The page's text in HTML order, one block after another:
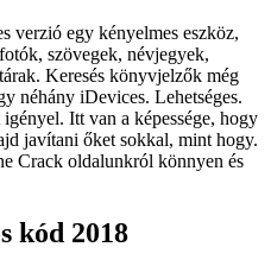
verzió egy kényelmes eszköz,
szövegek, névjegyek,
Keresés könyvjelzők még
néhány iDevices. Lehetséges.
Itt van a képessége, hogy
javítani őket sokkal, mint hogy.
Crack oldalunkról könnyen és
kód 2018